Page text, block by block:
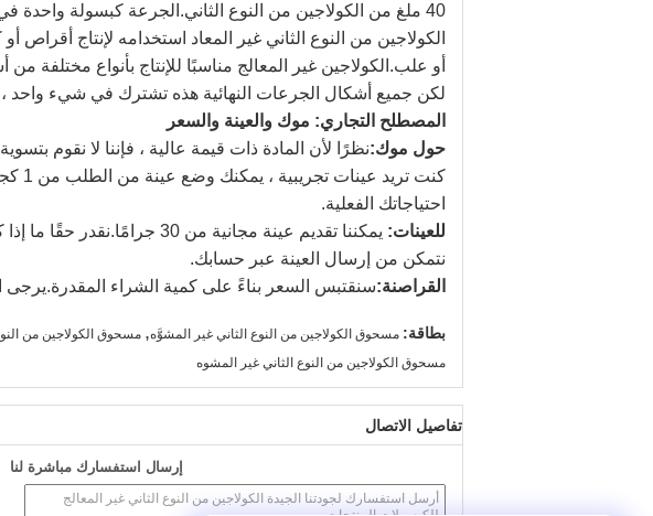
40 ملغ من الكولاجين من النوع الثاني.الجرعة كبسولة
الكولاجين من النوع الثاني غير المعاد استخدامه لإنتاج
أو علب.الكولاجين غير المعالج مناسبًا للإنتاج بأنواع مختلفة من
لكن جميع أشكال الجرعات النهائية هذه تشترك في شيء
المصطلح التجاري: موك والعينة والسعر
حول موك:
احتياجاتك الفعلية.
للعينات:
نتمكن من إرسال العينة عبر حسابك.
القراصنة:سنقتبس السعر بناءً على كمية الشراء
بطاقة: مسحوق الكولاجين من النوع الثاني غير المشوَّه, مسحوق الكولاجين من
مسحوق الكولاجين من النوع الثاني غير المشوه
تفاصيل الاتصال
إرسال استفسارك مباشرة لنا